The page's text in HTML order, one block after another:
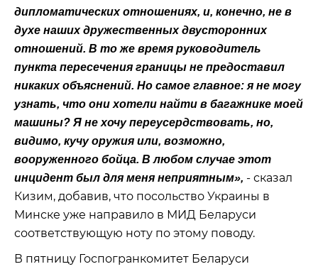
дипломатических отношениях, и, конечно, не в
духе наших дружественных двусторонних
отношений. В то же время руководитель
пункта пересечения границы не предоставил
никаких объяснений. Но самое главное: я не могу
узнать, что они хотели найти в багажнике моей
машины? Я не хочу переусердствовать, но,
видимо, кучу оружия или, возможно,
вооруженного бойца. В любом случае этот
инцидент был для меня неприятным», - сказал
Кизим, добавив, что посольство Украины в
Минске уже направило в МИД Беларуси
соответствующую ноту по этому поводу.
В пятницу Госпогранкомитет Беларуси